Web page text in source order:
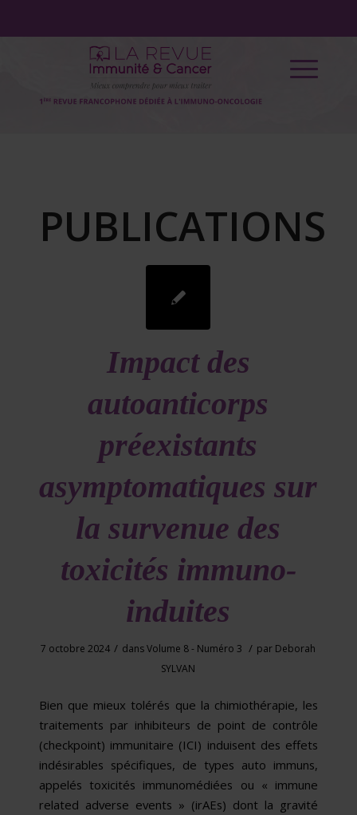
PUBLICATIONS
Impact des
autoanticorps
préexistants
asymptomatiques sur
la survenue des
toxicités immuno-
induites
7 octobre 2024 / dansVolume 8 - Numéro 3 / par Deborah
SYLVAN
Bien que mieux tolérés que la chimiothérapie, les
traitements par inhibiteurs de point de contrôle
(checkpoint) immunitaire (ICI) induisent des effets
indésirables spécifiques, de types auto immuns,
appelés toxicités immunomédiées ou « immune
related adverse events » (irAEs) dont la gravité